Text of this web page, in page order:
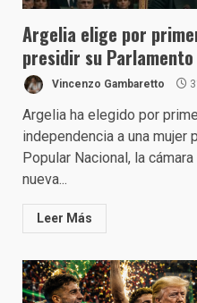
Argelia elige por
presidir su Parlamento
Vincenzo Gambaretto
Argelia ha elegido por
independencia a una mujer
Popular Nacional, la
nueva...
Leer Más